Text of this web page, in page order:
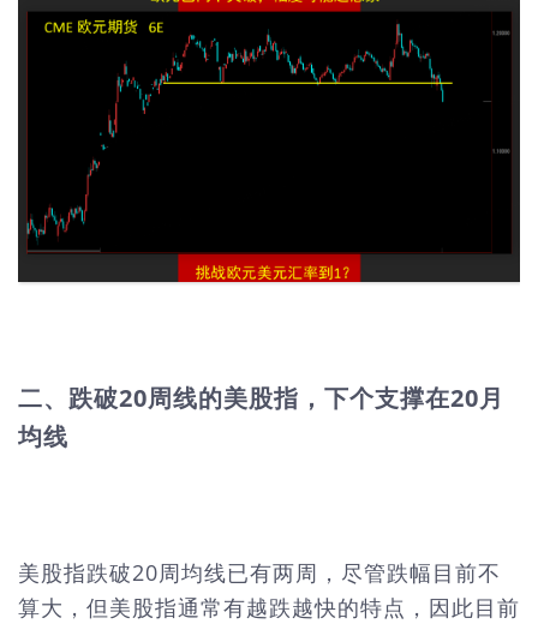
二、跌破20周线的美股指，下个支撑在20月
均线
美股指跌破20周均线已有两周，尽管跌幅目前不
算大，但美股指通常有越跌越快的特点，因此目前